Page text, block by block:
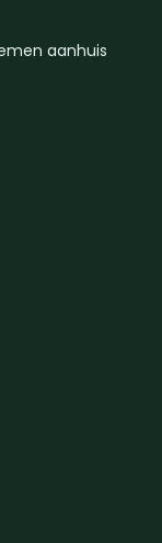
aanhuis